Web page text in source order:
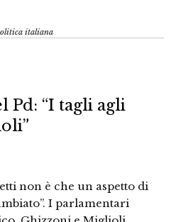
italiana
“I tagli agli
non è che un aspetto di
I parlamentari